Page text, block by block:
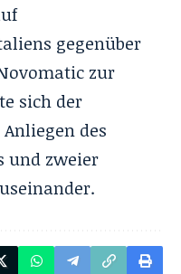
gegenüber
zur
sich der
des
und zweier